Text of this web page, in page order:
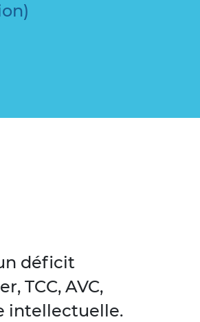
déficit
TCC, AVC,
intellectuelle.